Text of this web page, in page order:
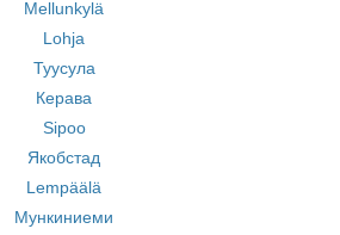
Mellunkylä
Lohja
Туусула
Керава
Sipoo
Якобстад
Lempäälä
Мункиниеми